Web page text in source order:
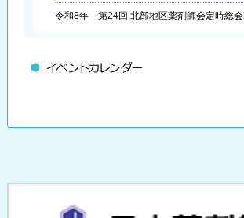
令和8年 第24回 北部地区薬剤師会定時総会